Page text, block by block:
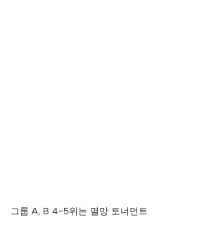
그룹 A, B 4~5위는 멸망 토너먼트